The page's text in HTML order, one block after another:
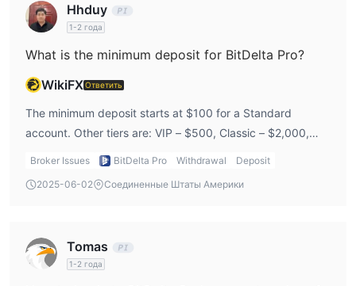
Hhduy
1-2 года
What is the minimum deposit for BitDelta Pro?
WikiFXОтветить
The minimum deposit starts at $100 for a Standard
account. Other tiers are: VIP – $500, Classic – $2,000,
and ECN – $10,000. I started with a Standard just to test
Broker Issues BitDelta Pro Withdrawal
Deposit
2025-06-02
Соединенные Штаты Америки
Tomas
1-2 года